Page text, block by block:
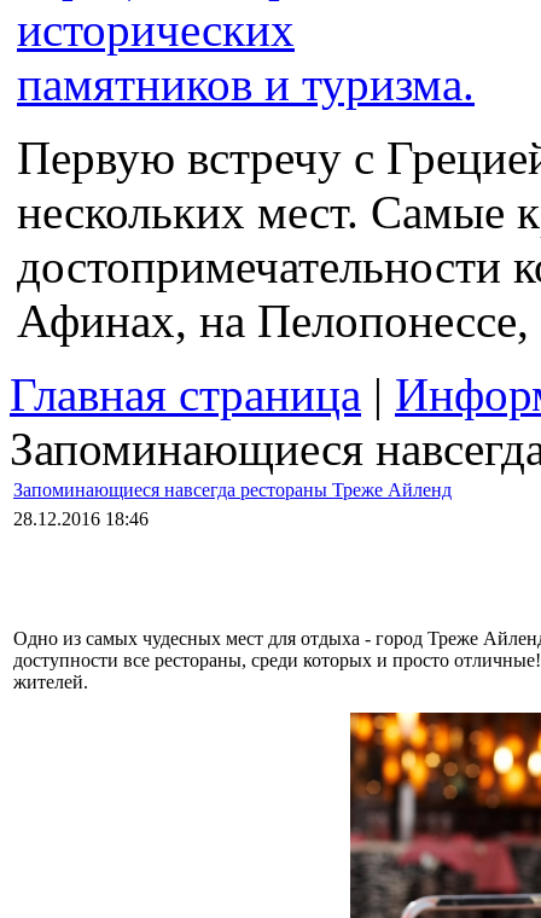
Первую встречу с
нескольких мест. Самые
достопримечательности
Афинах, на
Главная страница |
Запоминающиеся
Запоминающиеся навсегда рестораны Треже Айленд
28.12.2016 18:46
Одно из самых чудесных мест для отдыха - город Треже
доступности все рестораны, среди которых и просто
жителей.